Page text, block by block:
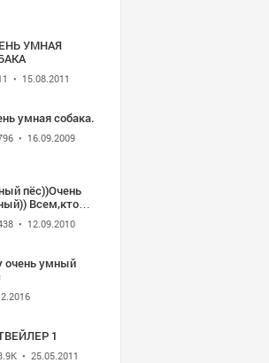
УМНАЯ
• 15.08.2011
умная собака.
• 16.09.2009
пёс))Очень
Всем,кто
• 12.09.2010
очень умный
1
• 25.05.2011